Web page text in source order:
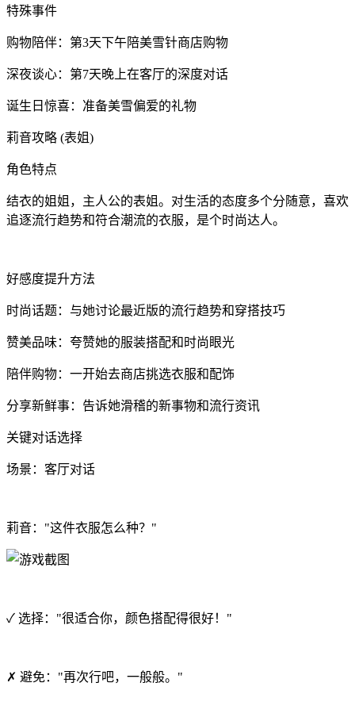
特殊事件
购物陪伴：第3天下午陪美雪针商店购物
深夜谈心：第7天晚上在客厅的深度对话
诞生日惊喜：准备美雪偏爱的礼物
莉音攻略 (表姐)
角色特点
结衣的姐姐，主人公的表姐。对生活的态度多个分随意，喜欢
追逐流行趋势和符合潮流的衣服，是个时尚达人。
好感度提升方法
时尚话题：与她讨论最近版的流行趋势和穿搭技巧
赞美品味：夸赞她的服装搭配和时尚眼光
陪伴购物：一开始去商店挑选衣服和配饰
分享新鲜事：告诉她滑稽的新事物和流行资讯
关键对话选择
场景：客厅对话
莉音："这件衣服怎么种？"
✓ 选择："很适合你，颜色搭配得很好！"
✗ 避免："再次行吧，一般般。"